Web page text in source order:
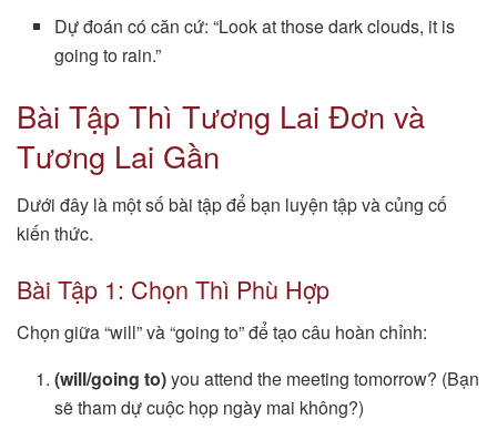
Dự đoán có căn cứ: “Look at those dark clouds, it is
going to rain.”
Bài Tập Thì Tương Lai Đơn và
Tương Lai Gần
Dưới đây là một số bài tập để bạn luyện tập và củng cố
kiến thức.
Bài Tập 1: Chọn Thì Phù Hợp
Chọn giữa “will” và “going to” để tạo câu hoàn chỉnh:
(will/going to)you attend the meeting tomorrow? (Bạn
sẽ tham dự cuộc họp ngày mai không?)